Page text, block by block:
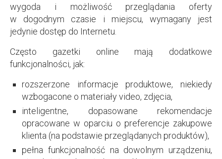
wygoda i możliwość przeglądania oferty
w dogodnym czasie i miejscu, wymagany jest
jedynie dostęp do Internetu.
Często gazetki online mają dodatkowe
funkcjonalności, jak:
rozszerzone informacje produktowe, niekiedy
wzbogacone o materiały video, zdjęcia,
inteligentne, dopasowane rekomendacje
opracowane w oparciu o preferencje zakupowe
klienta (na podstawie przeglądanych produktów),
pełna funkcjonalność na dowolnym urządzeniu,